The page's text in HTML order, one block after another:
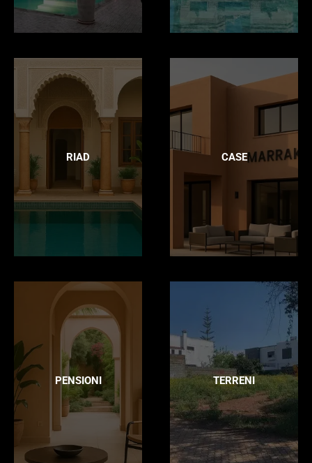
RIAD CASE
PENSIONI TERRENI